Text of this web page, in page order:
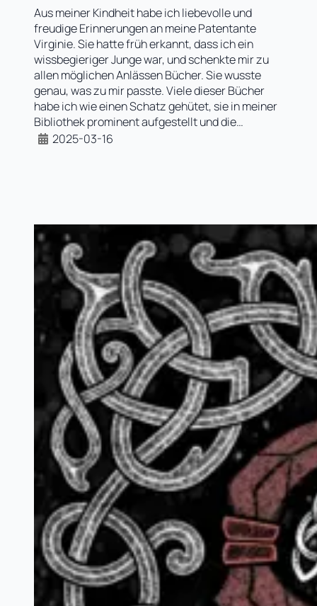
Aus meiner Kindheit habe ich liebevolle und
freudige Erinnerungen an meine Patentante
Virginie. Sie hatte früh erkannt, dass ich ein
wissbegieriger Junge war, und schenkte mir zu
allen möglichen Anlässen Bücher. Sie wusste
genau, was zu mir passte. Viele dieser Bücher
habe ich wie einen Schatz gehütet, sie in meiner
Bibliothek prominent aufgestellt und die…
2025-03-16